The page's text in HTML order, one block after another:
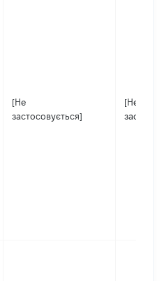
[Не
застосовується]
[Не